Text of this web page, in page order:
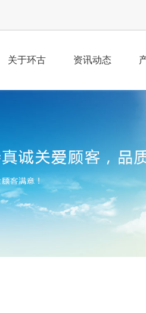
关于环古
企业理念
组织架构
董事寄语
资讯动态